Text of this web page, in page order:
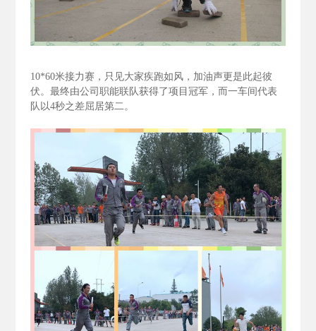
10*60米接力赛，只见大家疾跑如风，加油声更是此起彼
伏。最终由公司职能联队获得了项目冠军，而一车间代表
队以4秒之差屈居第二。